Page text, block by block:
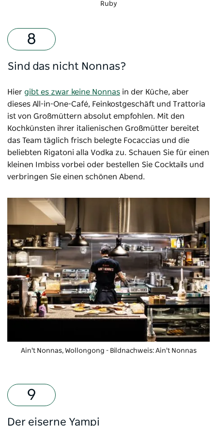
Ruby
Sind das nicht Nonnas?
Hier gibt es zwar keine Nonnas in der Küche, aber
dieses All-in-One-Café, Feinkostgeschäft und Trattoria
ist von Großmüttern absolut empfohlen. Mit den
Kochkünsten ihrer italienischen Großmütter bereitet
das Team täglich frisch belegte Focaccias und die
beliebten Rigatoni alla Vodka zu. Schauen Sie für einen
kleinen Imbiss vorbei oder bestellen Sie Cocktails und
verbringen Sie einen schönen Abend.
Ain't Nonnas, Wollongong - Bildnachweis: Ain't Nonnas
Der eiserne Yampi